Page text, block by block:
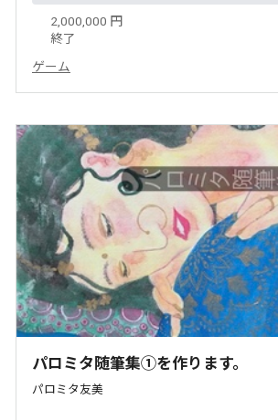
2,000,000 円
終了
ゲーム
パロミタ随筆集①を作ります。
パロミタ友美